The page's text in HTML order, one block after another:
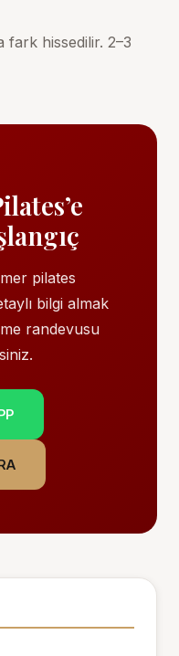
fark hissedilir. 2–3
pilates
bilgi almak
randevusu